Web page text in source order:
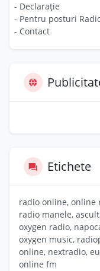
- Declarație
- Pentru posturi
- Contact
Etichete
radio online, online
radio manele,
oxygen radio,
oxygen music,
online, nextradio,
online fm